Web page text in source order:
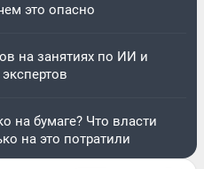
это опасно
на занятиях по ИИ и
на бумаге? Что власти
на это потратили